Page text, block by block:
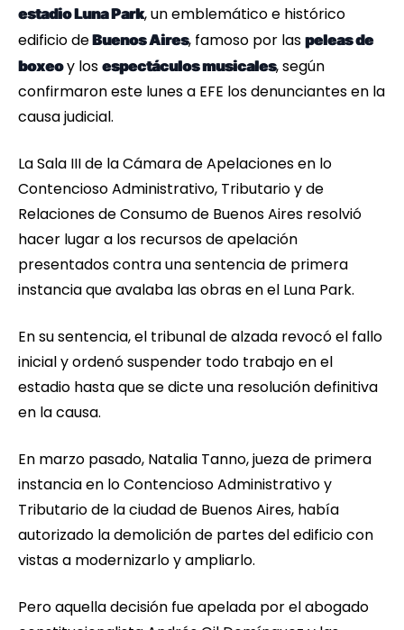
estadio Luna Park, un emblemático e histórico
edificio deBuenos Aires, famoso por las peleas de
boxeoy los espectáculos musicales, según
confirmaron este lunes a EFE los denunciantes en la
causa judicial.
La Sala III de la Cámara de Apelaciones en lo
Contencioso Administrativo, Tributario y de
Relaciones de Consumo de Buenos Aires resolvió
hacer lugar a los recursos de apelación
presentados contra una sentencia de primera
instancia que avalaba las obras en el Luna Park.
En su sentencia, el tribunal de alzada revocó el fallo
inicial y ordenó suspender todo trabajo en el
estadio hasta que se dicte una resolución definitiva
en la causa.
En marzo pasado, Natalia Tanno, jueza de primera
instancia en lo Contencioso Administrativo y
Tributario de la ciudad de Buenos Aires, había
autorizado la demolición de partes del edificio con
vistas a modernizarlo y ampliarlo.
Pero aquella decisión fue apelada por el abogado